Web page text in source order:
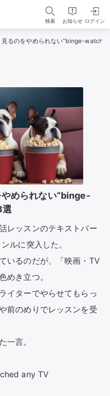
検索 お知らせ ログイン
見るのをやめられない“binge-watch”
められない“binge-
レッスンのテキストパー
ルに突入した。
いるのだが、「映画・TV
めき立つ。
イターでやらせてもらっ
前のめりでレッスンを受
一言。
any TV